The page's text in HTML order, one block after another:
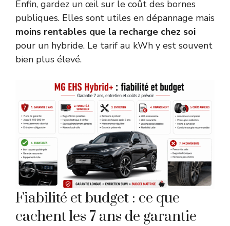
Enfin, gardez un œil sur le coût des bornes
publiques. Elles sont utiles en dépannage mais
moins rentables que la recharge chez soi
pour un hybride. Le tarif au kWh y est souvent
bien plus élevé.
Fiabilité et budget : ce que
cachent les 7 ans de garantie